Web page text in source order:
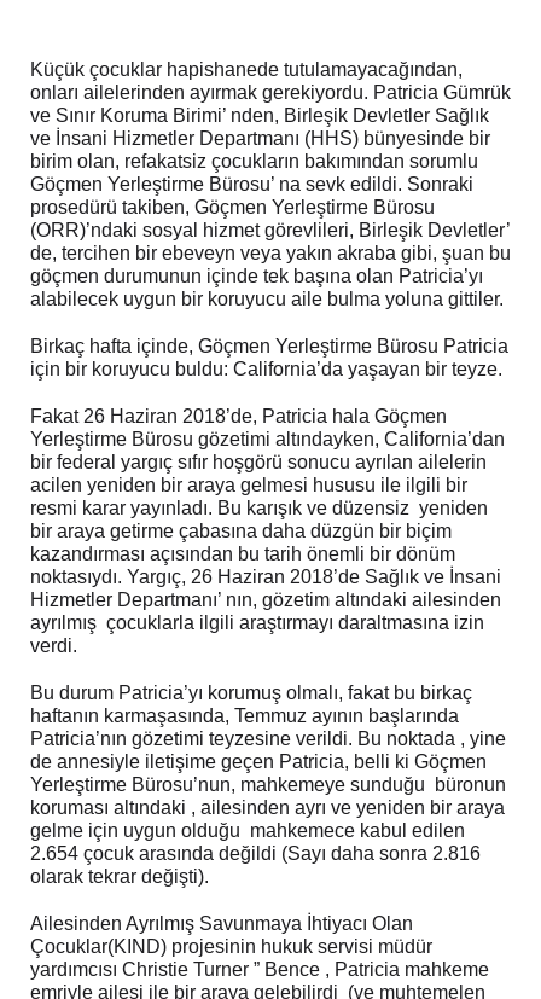
Küçük çocuklar hapishanede tutulamayacağından,
onları ailelerinden ayırmak gerekiyordu. Patricia Gümrük
ve Sınır Koruma Birimi’ nden, Birleşik Devletler Sağlık
ve İnsani Hizmetler Departmanı (HHS) bünyesinde bir
birim olan, refakatsiz çocukların bakımından sorumlu
Göçmen Yerleştirme Bürosu’ na sevk edildi. Sonraki
prosedürü takiben, Göçmen Yerleştirme Bürosu
(ORR)’ndaki sosyal hizmet görevlileri, Birleşik Devletler’
de, tercihen bir ebeveyn veya yakın akraba gibi, şuan bu
göçmen durumunun içinde tek başına olan Patricia’yı
alabilecek uygun bir koruyucu aile bulma yoluna gittiler.
Birkaç hafta içinde, Göçmen Yerleştirme Bürosu Patricia
için bir koruyucu buldu: California’da yaşayan bir teyze.
Fakat 26 Haziran 2018’de, Patricia hala Göçmen
Yerleştirme Bürosu gözetimi altındayken, California’dan
bir federal yargıç sıfır hoşgörü sonucu ayrılan ailelerin
acilen yeniden bir araya gelmesi hususu ile ilgili bir
resmi karar yayınladı. Bu karışık ve düzensiz yeniden
bir araya getirme çabasına daha düzgün bir biçim
kazandırması açısından bu tarih önemli bir dönüm
noktasıydı. Yargıç, 26 Haziran 2018’de Sağlık ve İnsani
Hizmetler Departmanı’ nın, gözetim altındaki ailesinden
ayrılmış çocuklarla ilgili araştırmayı daraltmasına izin
verdi.
Bu durum Patricia’yı korumuş olmalı, fakat bu birkaç
haftanın karmaşasında, Temmuz ayının başlarında
Patricia’nın gözetimi teyzesine verildi. Bu noktada , yine
de annesiyle iletişime geçen Patricia, belli ki Göçmen
Yerleştirme Bürosu’nun, mahkemeye sunduğu büronun
koruması altındaki , ailesinden ayrı ve yeniden bir araya
gelme için uygun olduğu mahkemece kabul edilen
2.654 çocuk arasında değildi (Sayı daha sonra 2.816
olarak tekrar değişti).
Ailesinden Ayrılmış Savunmaya İhtiyacı Olan
Çocuklar(KIND) projesinin hukuk servisi müdür
yardımcısı Christie Turner ” Bence , Patricia mahkeme
emriyle ailesi ile bir araya gelebilirdi (ve muhtemelen